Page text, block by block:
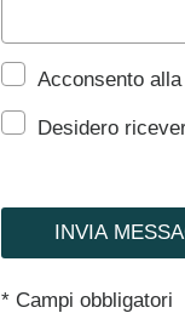
Acconsento
Desidero
INVIA
* Campi obbligatori